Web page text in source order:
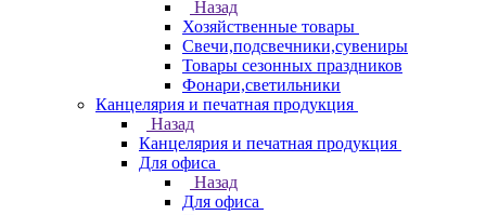
Назад
Хозяйственные товары
Свечи,подсвечники,сувениры
Товары сезонных праздников
Фонари,светильники
Канцелярия и печатная продукция
Назад
Канцелярия и печатная продукция
Для офиса
Назад
Для офиса